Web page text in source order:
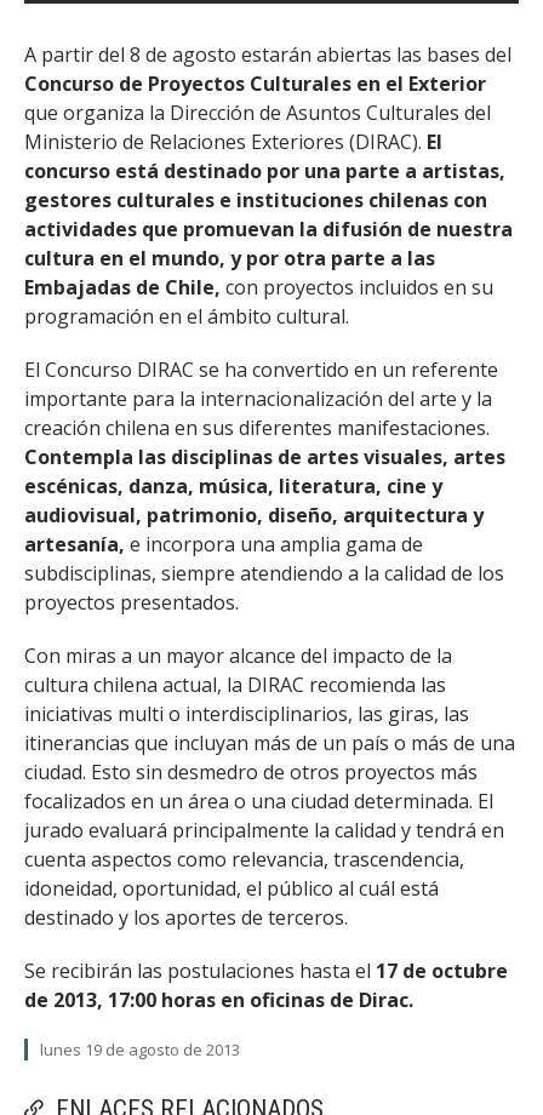
ENLACES RELACIONADOS
A partir del 8 de agosto estarán abiertas las bases del
Concurso de Proyectos Culturales en el Exterior
que organiza la Dirección de Asuntos Culturales del
Ministerio de Relaciones Exteriores (DIRAC). El
concurso está destinado por una parte a artistas,
gestores culturales e instituciones chilenas con
actividades que promuevan la difusión de nuestra
cultura en el mundo, y por otra parte a las
Embajadas de Chile, con proyectos incluidos en su
programación en el ámbito cultural.
El Concurso DIRAC se ha convertido en un referente
importante para la internacionalización del arte y la
creación chilena en sus diferentes manifestaciones.
Contempla las disciplinas de artes visuales, artes
escénicas, danza, música, literatura, cine y
audiovisual, patrimonio, diseño, arquitectura y
artesanía, e incorpora una amplia gama de
subdisciplinas, siempre atendiendo a la calidad de los
proyectos presentados.
Con miras a un mayor alcance del impacto de la
cultura chilena actual, la DIRAC recomienda las
iniciativas multi o interdisciplinarios, las giras, las
itinerancias que incluyan más de un país o más de una
ciudad. Esto sin desmedro de otros proyectos más
focalizados en un área o una ciudad determinada. El
jurado evaluará principalmente la calidad y tendrá en
cuenta aspectos como relevancia, trascendencia,
idoneidad, oportunidad, el público al cuál está
destinado y los aportes de terceros.
Se recibirán las postulaciones hasta el 17 de octubre
de 2013, 17:00 horas en oficinas de Dirac.
lunes 19 de agosto de 2013